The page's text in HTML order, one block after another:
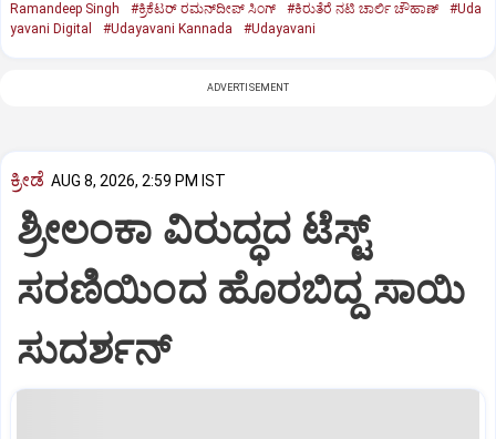
Ramandeep Singh
#ಕ್ರಿಕೆಟರ್‌ ರಮನ್‌ದೀಪ್‌ ಸಿಂಗ್ #ಕಿರುತೆರೆ ನಟಿ ಚಾರ್ಲಿ ಚೌಹಾಣ್
#Uda
yavani Digital
#Udayavani Kannada #Udayavani
ADVERTISEMENT
ಕ್ರೀಡೆ AUG 8, 2026, 2:59 PM IST
ಶ್ರೀಲಂಕಾ ವಿರುದ್ಧದ ಟೆಸ್ಟ್
ಸರಣಿಯಿಂದ ಹೊರಬಿದ್ದ ಸಾಯಿ
ಸುದರ್ಶನ್